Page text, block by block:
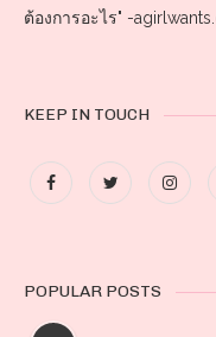
ต้องการอะไร" -
KEEP IN TOUCH
POPULAR POSTS